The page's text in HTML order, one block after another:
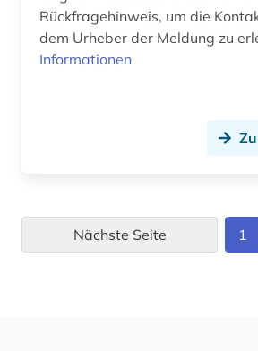
umwelt (10)
umweltmanagement (1)
unternehmensverzeichnis (2)
Rückfragehinweis, um die
dem Urheber der Meldung zu
Informationen
Nächste Seite 1